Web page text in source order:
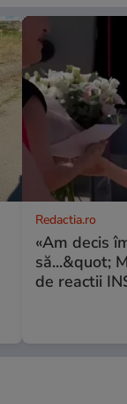
Redactia.ro
«Am decis
să...&quot;
de reactii